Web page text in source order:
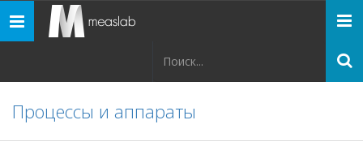
Панель
навигации
Процессы и аппараты